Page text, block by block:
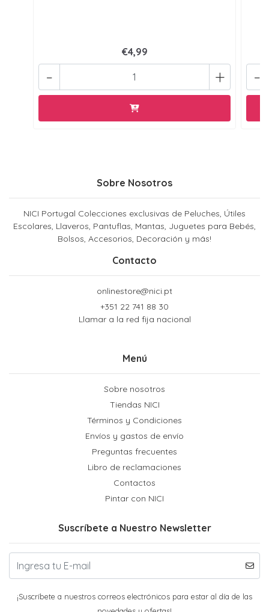
€4,99
+
- -
Sobre Nosotros
NICI Portugal Colecciones exclusivas de Peluches, Útiles
Escolares, Llaveros, Pantuflas, Mantas, Juguetes para Bebés,
Bolsos, Accesorios, Decoración y más!
Contacto
onlinestore@nici.pt
+351 22 741 88 30
Llamar a la red fija nacional
Menú
Sobre nosotros
Tiendas NICI
Términos y Condiciones
Envíos y gastos de envío
Preguntas frecuentes
Libro de reclamaciones
Contactos
Pintar con NICI
Suscríbete a Nuestro Newsletter
¡Suscríbete a nuestros correos electrónicos para estar al día de las